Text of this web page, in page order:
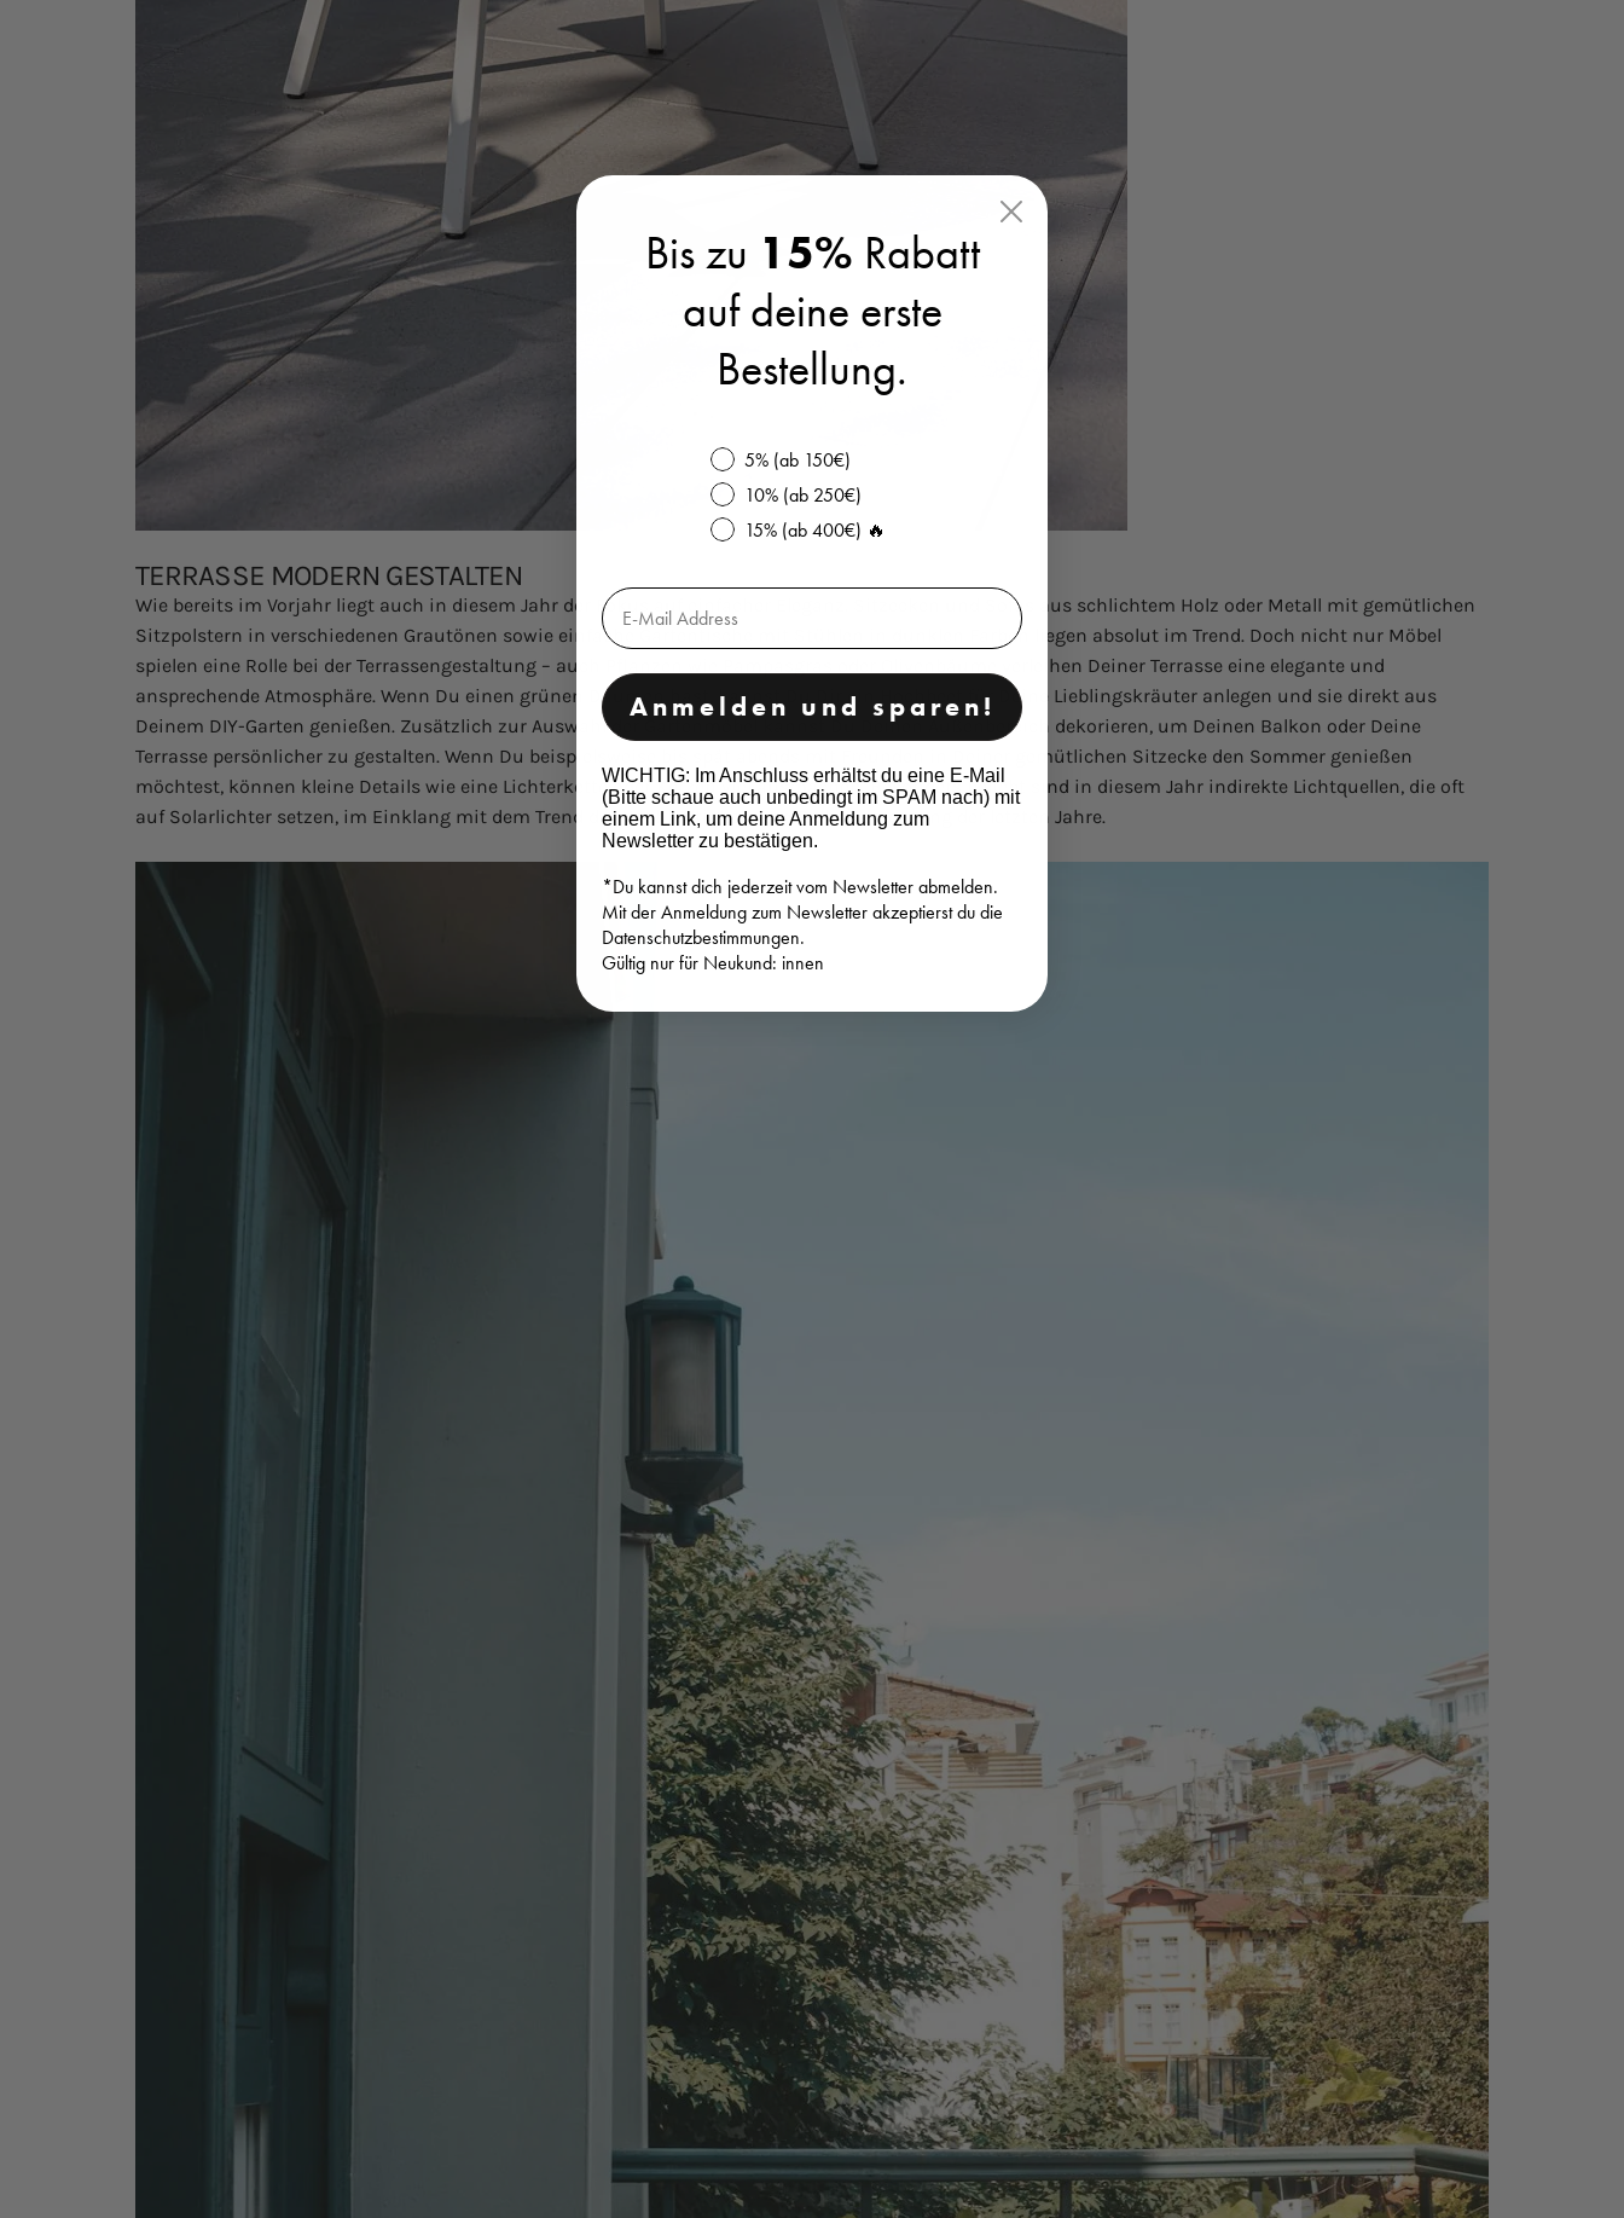
TERRASSE MODERN GESTALTEN
Wie bereits im Vorjahr liegt auch in diesem Jahr der Fokus auf einfacher Eleganz. Sitzecken und Sofas
aus schlichtem Holz oder Metall mit gemütlichen
Sitzpolstern in verschiedenen Grautönen sowie einfache
mit Stühlen in dunklen Farben liegen absolut im Trend. Doch nicht nur Möbel
spielen eine Rolle bei der Terrassengestaltung – auch Pflanzen wie Pampasgras oder Olivenbäume verleihen Deiner Terrasse eine elegante und
ansprechende Atmosphäre. Wenn Du einen grünen Daumen hast, kannst Du Dir ein Hochbeet für Deine Lieblingskräuter anlegen und sie direkt aus
Deinem DIY-Garten genießen. Zusätzlich zur Auswahl der Gartenmöbel kannst Du Deinen Außenbereich dekorieren, um Deinen Balkon oder Deine
Terrasse persönlicher zu gestalten. Wenn Du beispielsweise bis spät abends mit Freunden in Deiner gemütlichen Sitzecke den Sommer genießen
möchtest, können kleine Details wie eine Lichterkette oder Kerzenviel ausmachen. Besonders beliebt sind in diesem Jahr indirekte Lichtquellen, die oft
auf Solarlichter setzen, im Einklang mit dem Trend der Nachhaltigkeit und Selbstversorgung der letzten Jahre.
Bis zu 15% Rabatt
auf deine erste
Bestellung.
Bis zu 30% Rabatt
5% (ab 150€)
10% (ab 250€)
15% (ab 400€) 🔥
Email
Anmelden und sparen!
WICHTIG: Im Anschluss erhältst du eine E-Mail
(Bitte schaue auch unbedingt im SPAM nach) mit
einem Link, um deine Anmeldung zum
Newsletter zu bestätigen.
*Du kannst dich jederzeit vom Newsletter abmelden.
Mit der Anmeldung zum Newsletter akzeptierst du die
Datenschutzbestimmungen.
Gültig nur für Neukund: innen